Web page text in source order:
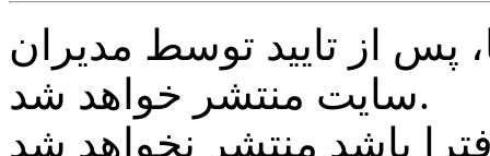
از تایید توسط مدیران
سایت منتشر خواهد شد.